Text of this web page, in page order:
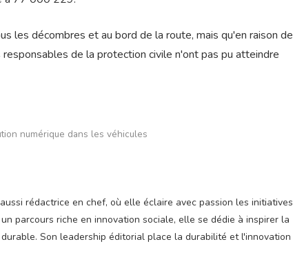
les décombres et au bord de la route, mais qu'en raison de
de la protection civile n'ont pas pu atteindre
numérique dans les véhicules
rédactrice en chef, où elle éclaire avec passion les initiatives
parcours riche en innovation sociale, elle se dédie à inspirer la
Son leadership éditorial place la durabilité et l'innovation